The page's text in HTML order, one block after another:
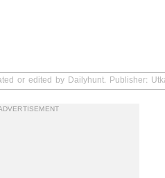
or edited by Dailyhunt. Publisher: